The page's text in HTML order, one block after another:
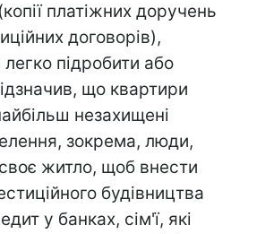
платіжних доручень
договорів),
підробити або
що квартири
незахищені
зокрема, люди,
житло, щоб внести
будівництва
у банках, сім'ї, які